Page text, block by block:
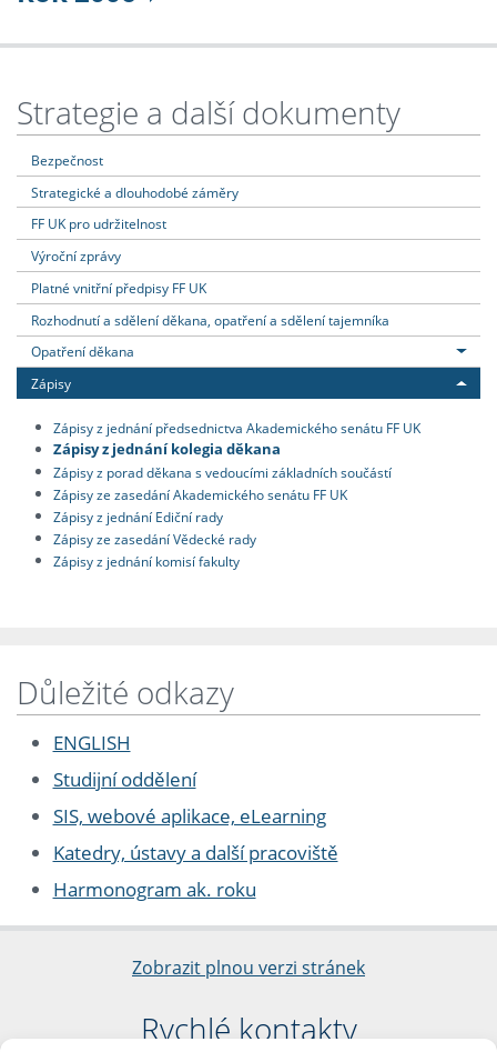
Strategie a další dokumenty
Bezpečnost
Strategické a dlouhodobé záměry
FF UK pro udržitelnost
Výroční zprávy
Platné vnitřní předpisy FF UK
Rozhodnutí a sdělení děkana, opatření a sdělení tajemníka
Opatření děkana
Zápisy
Zápisy z jednání předsednictva Akademického senátu FF UK
Zápisy z jednání kolegia děkana
Zápisy z porad děkana s vedoucími základních součástí
Zápisy ze zasedání Akademického senátu FF UK
Zápisy z jednání Ediční rady
Zápisy ze zasedání Vědecké rady
Zápisy z jednání komisí fakulty
Důležité odkazy
ENGLISH
Studijní oddělení
SIS, webové aplikace, eLearning
Katedry, ústavy a další pracoviště
Harmonogram ak. roku
Zobrazit plnou verzi stránek
Rychlé kontakty